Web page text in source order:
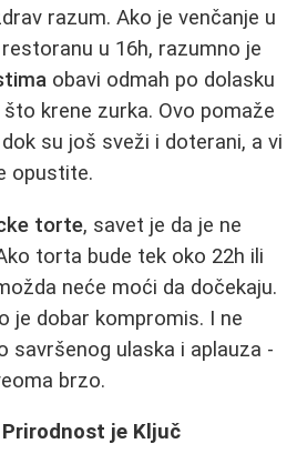
razum. Ako je venčanje u
u 16h, razumno je
obavi odmah po dolasku
krene zurka. Ovo pomaže
su još sveži i doterani, a vi
opustite.
torte, savet je da je ne
torta bude tek oko 22h ili
neće moći da dočekaju.
je dobar kompromis. I ne
savršenog ulaska i aplauza -
brzo.
je Ključ